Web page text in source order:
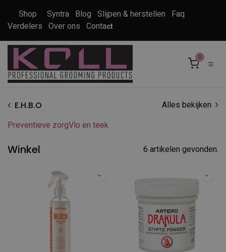
Shop Syntra Blog Slijpen & herstellen
Faq
Verdelers
Over ons Contact
0
E.H.B.O Alles bekijken
Preventieve zorgVlo en teek
Winkel 6 artikelen gevonden.